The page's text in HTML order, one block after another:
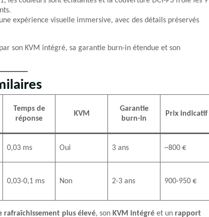
expérience visuelle immersive, avec des détails préservés
son KVM intégré, sa garantie burn-in étendue et son
Temps de
réponse
KVM
Garantie
burn-in
Prix indicatif
0,03 ms Oui 3 ans ~800 €
0,03-0,1 ms Non 2-3 ans 900-950 €
rafraîchissement plus élevé, son KVM intégré et un rapport